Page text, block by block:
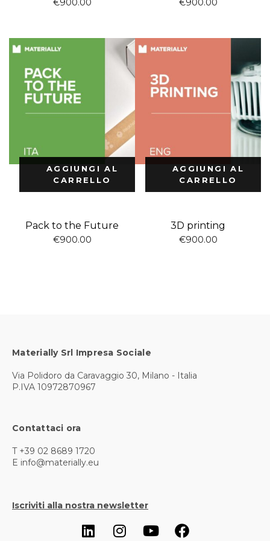
€900.00 €900.00
AGGIUNGI AL
CARRELLO
Pack to the Future
€900.00
AGGIUNGI AL
CARRELLO
3D printing
€900.00
Materially Srl Impresa Sociale
Via Polidoro da Caravaggio 30, Milano - Italia
P.IVA 10972870967
Contattaci ora
T +39 02 8689 1720
E info@materially.eu
Iscriviti alla nostra newsletter